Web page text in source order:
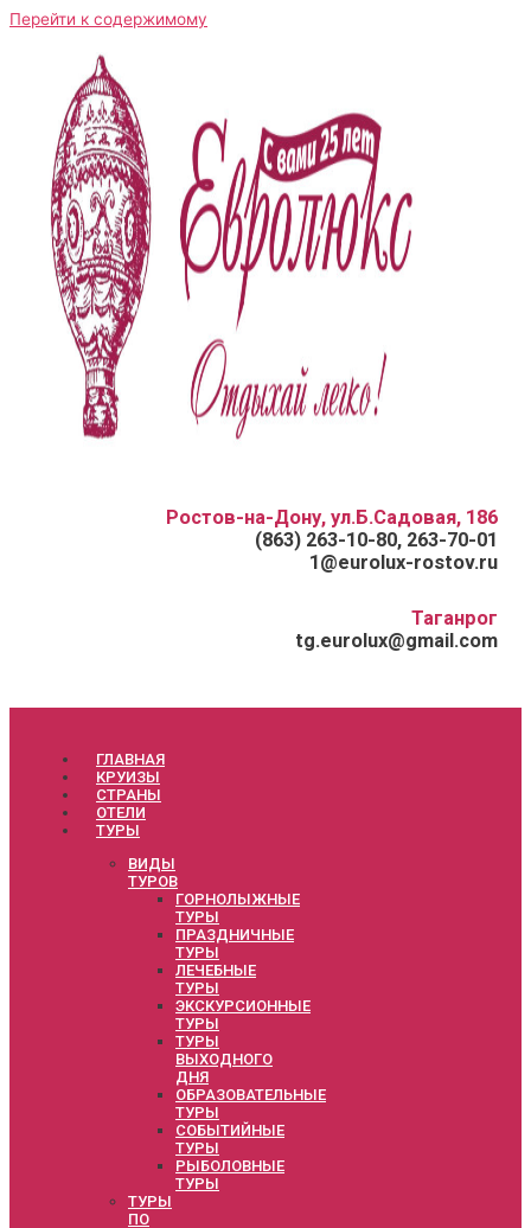
Перейти к содержимому
Ростов-на-Дону, ул.Б.Садовая, 186
(863) 263-10-80, 263-70-01
1@eurolux-rostov.ru
Таганрог
tg.eurolux@gmail.com
ГЛАВНАЯ
КРУИЗЫ
СТРАНЫ
ОТЕЛИ
ТУРЫ
ВИДЫ
ТУРОВ
ГОРНОЛЫЖНЫЕ
ТУРЫ
ПРАЗДНИЧНЫЕ
ТУРЫ
ЛЕЧЕБНЫЕ
ТУРЫ
ЭКСКУРСИОННЫЕ
ТУРЫ
ТУРЫ
ВЫХОДНОГО
ДНЯ
ОБРАЗОВАТЕЛЬНЫЕ
ТУРЫ
СОБЫТИЙНЫЕ
ТУРЫ
РЫБОЛОВНЫЕ
ТУРЫ
ТУРЫ
ПО